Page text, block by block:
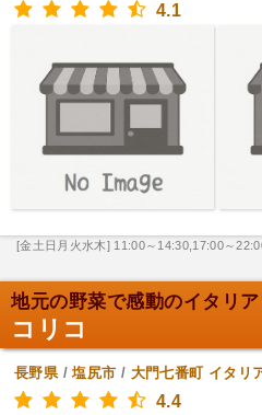
4.1
[金土日月火水木] 11:00～14:30,17:00～
地元の野菜で感動のイタリア
コリコ
長野県/塩尻市 / 大門七番町 イタリ
4.4